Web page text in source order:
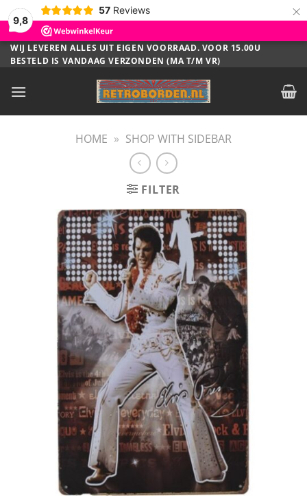
9,8
57 Reviews ×
Ga
naar
WIJ LEVEREN ALLES UIT EIGEN VOORRAAD. VOOR 15.00U
BESTELD IS VANDAAG VERZONDEN (MA T/M VR)
HOME » SHOP WITH SIDEBAR
FILTER